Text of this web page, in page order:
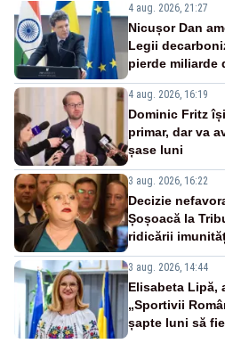
4 aug. 2026, 21:27
Nicușor Dan
Legii
pierde miliarde
4 aug. 2026, 16:19
Dominic Fritz
primar, dar va
șase luni
3 aug. 2026, 16:22
Decizie
Șoșoacă la
ridicării
3 aug. 2026, 14:44
Elisabeta Lipă,
„Sportivii
șapte luni să